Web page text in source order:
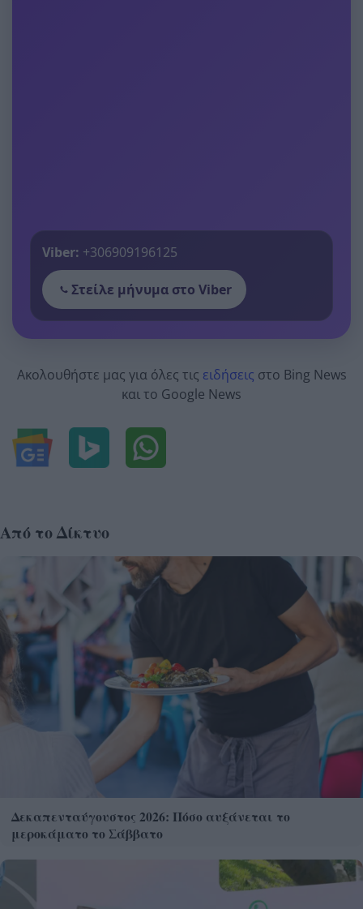
Viber: +306909196125
Στείλε μήνυμα στο Viber
Ακολουθήστε μας για όλες τις ειδήσεις στο Bing News
και το Google News
Από το Δίκτυο
Δεκαπενταύγουστος 2026: Πόσο αυξάνεται το
μεροκάματο το Σάββατο